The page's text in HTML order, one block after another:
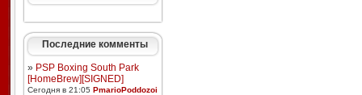
Последние комменты
» PSP Boxing South Park
[HomeBrew][SIGNED]
Сегодня в 21:05 PmarioPoddozoi